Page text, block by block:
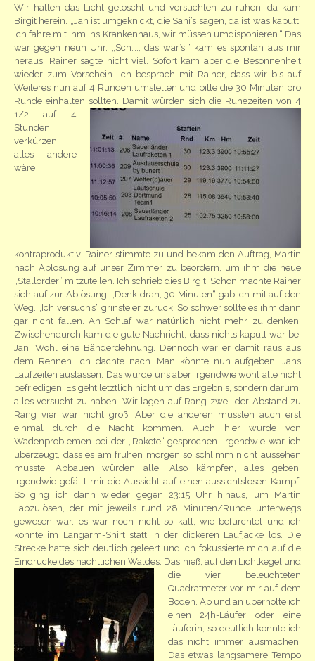
Wir hatten das Licht gelöscht und versuchten zu ruhen, da kam
Birgit herein. „Jan ist umgeknickt, die Sani’s sagen, da ist was kaputt.
Ich fahre mit ihm ins Krankenhaus, wir müssen umdisponieren.“ Das
war gegen neun Uhr. „Sch…., das war’s!“ kam es spontan aus mir
heraus. Rainer sagte nicht viel. Sofort kam aber die Besonnenheit
wieder zum Vorschein. Ich besprach mit Rainer, dass wir bis auf
Weiteres nun auf 4 Runden umstellen und bitte die 30 Minuten pro
Runde einhalten sollten. Damit würden sich die Ruhezeiten von 4
1/2 auf 4
Stunden
verkürzen,
alles andere
wäre
kontraproduktiv. Rainer stimmte zu und bekam den Auftrag, Martin
nach Ablösung auf unser Zimmer zu beordern, um ihm die neue
„Stallorder“ mitzuteilen. Ich schrieb dies Birgit. Schon machte Rainer
sich auf zur Ablösung. „Denk dran, 30 Minuten“ gab ich mit auf den
Weg. „Ich versuch’s“ grinste er zurück. So schwer sollte es ihm dann
gar nicht fallen. An Schlaf war natürlich nicht mehr zu denken.
Zwischendurch kam die gute Nachricht, dass nichts kaputt war bei
Jan. Wohl eine Bänderdehnung. Dennoch war er damit raus aus
dem Rennen. Ich dachte nach. Man könnte nun aufgeben, Jans
Laufzeiten auslassen. Das würde uns aber irgendwie wohl alle nicht
befriedigen. Es geht letztlich nicht um das Ergebnis, sondern darum,
alles versucht zu haben. Wir lagen auf Rang zwei, der Abstand zu
Rang vier war nicht groß. Aber die anderen mussten auch erst
einmal durch die Nacht kommen. Auch hier wurde von
Wadenproblemen bei der „Rakete“ gesprochen. Irgendwie war ich
überzeugt, dass es am frühen morgen so schlimm nicht aussehen
musste. Abbauen würden alle. Also kämpfen, alles geben.
Irgendwie gefällt mir die Aussicht auf einen aussichtslosen Kampf.
So ging ich dann wieder gegen 23:15 Uhr hinaus, um Martin
abzulösen, der mit jeweils rund 28 Minuten/Runde unterwegs
gewesen war. es war noch nicht so kalt, wie befürchtet und ich
konnte im Langarm-Shirt statt in der dickeren Laufjacke los. Die
Strecke hatte sich deutlich geleert und ich fokussierte mich auf die
Eindrücke des nächtlichen Waldes. Das hieß, auf den Lichtkegel und
die vier beleuchteten
Quadratmeter vor mir auf dem
Boden. Ab und an überholte ich
einen 24h-Läufer oder eine
Läuferin, so deutlich konnte ich
das nicht immer ausmachen.
Das etwas langsamere Tempo